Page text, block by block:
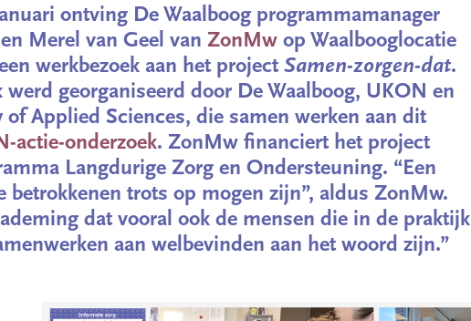
ontving De Waalboog programmamanager
Merel van Geel van ZonMwop Waalbooglocatie
werkbezoek aan het projectSamen-zorgen-dat.
werd georganiseerd door De Waalboog, UKON en
Applied Sciences, die samen werken aan dit
actie-onderzoek. ZonMw financiert het project
Langdurige Zorg en Ondersteuning. “Een
betrokkenen trots op mogen zijn”, aldus ZonMw.
dat vooral ook de mensen die in de praktijk
aan welbevinden aan het woord zijn.”